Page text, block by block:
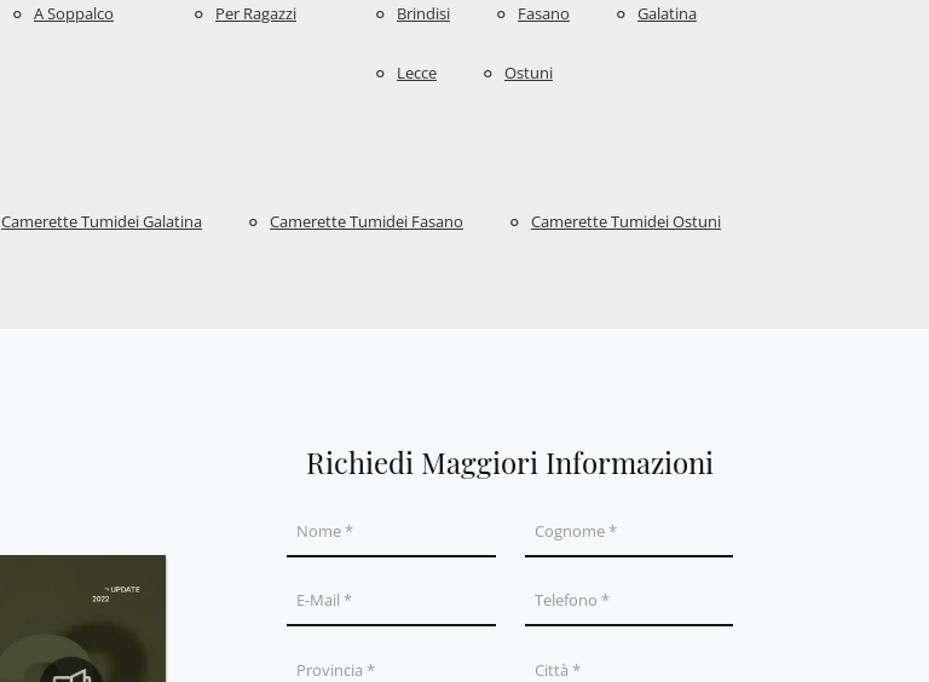
A Soppalco Per Ragazzi Brindisi Fasano Galatina
Lecce Ostuni
Camerette Tumidei Galatina Camerette Tumidei Fasano Camerette Tumidei Ostuni
Richiedi Maggiori Informazioni